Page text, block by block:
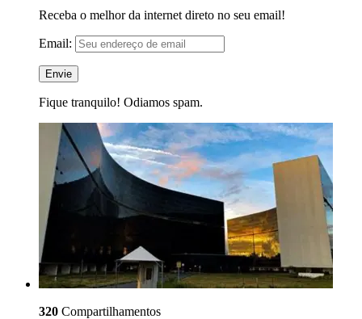
Receba o melhor da internet direto no seu email!
Email:
Fique tranquilo! Odiamos spam.
320 Compartilhamentos